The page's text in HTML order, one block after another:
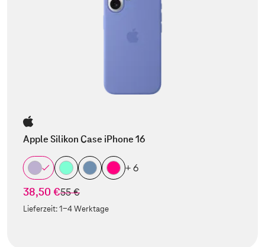
Apple Silikon Case iPhone 16
+ 6
38,50 €statt
55 €
Lieferzeit:1-4 Werktage